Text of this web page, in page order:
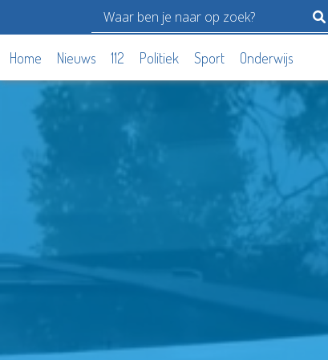
Home Nieuws 112 Politiek Sport Onderwijs